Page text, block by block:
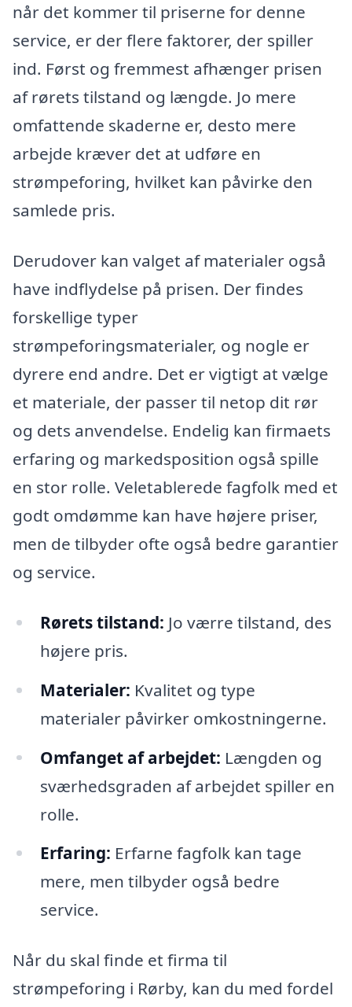
når det kommer til priserne for denne
service, er der flere faktorer, der spiller
ind. Først og fremmest afhænger prisen
af rørets tilstand og længde. Jo mere
omfattende skaderne er, desto mere
arbejde kræver det at udføre en
strømpeforing, hvilket kan påvirke den
samlede pris.
Derudover kan valget af materialer også
have indflydelse på prisen. Der findes
forskellige typer
strømpeforingsmaterialer, og nogle er
dyrere end andre. Det er vigtigt at vælge
et materiale, der passer til netop dit rør
og dets anvendelse. Endelig kan firmaets
erfaring og markedsposition også spille
en stor rolle. Veletablerede fagfolk med et
godt omdømme kan have højere priser,
men de tilbyder ofte også bedre garantier
og service.
Rørets tilstand: Jo værre tilstand, des
højere pris.
Materialer: Kvalitet og type
materialer påvirker omkostningerne.
Omfanget af arbejdet: Længden og
sværhedsgraden af arbejdet spiller en
rolle.
Erfaring: Erfarne fagfolk kan tage
mere, men tilbyder også bedre
service.
Når du skal finde et firma til
strømpeforing i Rørby, kan du med fordel